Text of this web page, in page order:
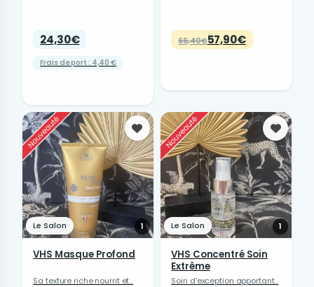
24,30€
Frais de port : 4,40 €
66,40€57,90€
Favoris
1
Le Salon
VHS Masque Profond
Sa texture riche nourrit et...
1
Le Salon
VHS Concentré Soin
Extrême
Soin d’exception apportant...